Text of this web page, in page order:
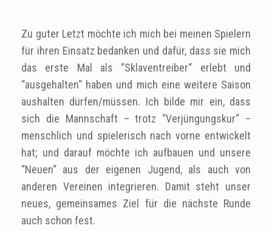
Zu guter Letzt möchte ich mich bei meinen Spielern
für ihren Einsatz bedanken und dafür, dass sie mich
das erste Mal als “Sklaventreiber“ erlebt und
“ausgehalten“ haben und mich eine weitere Saison
aushalten dürfen/müssen. Ich bilde mir ein, dass
sich die Mannschaft – trotz “Verjüngungskur“ –
menschlich und spielerisch nach vorne entwickelt
hat; und darauf möchte ich aufbauen und unsere
“Neuen“ aus der eigenen Jugend, als auch von
anderen Vereinen integrieren. Damit steht unser
neues, gemeinsames Ziel für die nächste Runde
auch schon fest.